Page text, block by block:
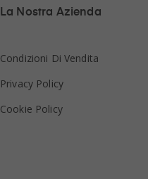
La Nostra Azienda
Condizioni Di Vendita
Privacy Policy
Cookie Policy